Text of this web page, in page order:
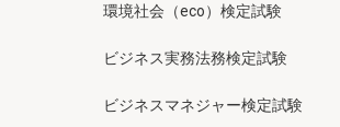
環境社会（eco）検定試験
ビジネス実務法務検定試験
ビジネスマネジャー検定試験